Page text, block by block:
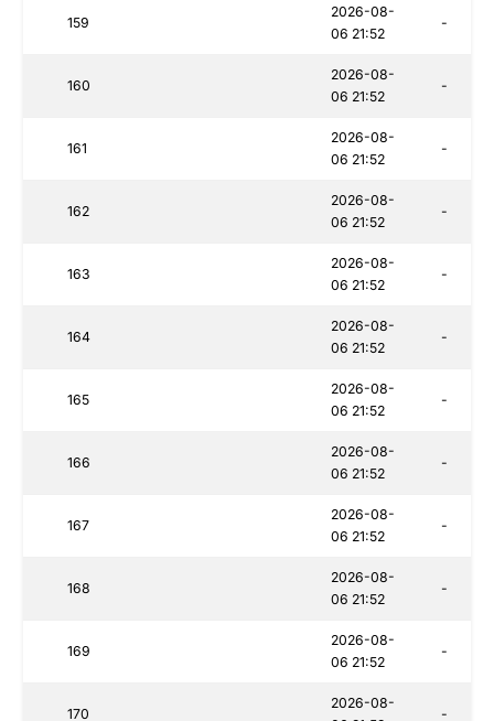
159
2026-08-
06 21:52
-
160
2026-08-
06 21:52
-
161
2026-08-
06 21:52
-
162
2026-08-
06 21:52
-
163
2026-08-
06 21:52
-
164
2026-08-
06 21:52
-
165
2026-08-
06 21:52
-
166
2026-08-
06 21:52
-
167
2026-08-
06 21:52
-
168
2026-08-
06 21:52
-
169
2026-08-
06 21:52
-
170
2026-08-
-